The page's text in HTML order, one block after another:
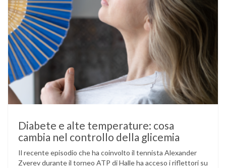
Diabete e alte temperature: cosa
cambia nel controllo della glicemia
Il recente episodio che ha coinvolto il tennista Alexander
Zverev durante il torneo ATP di Halle ha acceso i riflettori su